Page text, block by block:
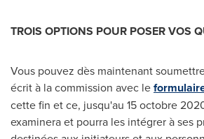
TROIS OPTIONS POUR POSER VOS
Vous pouvez dès maintenant
écrit à la commission avec le
cette fin et ce, jusqu'au 15 octobre
examinera et pourra les intégrer à ses